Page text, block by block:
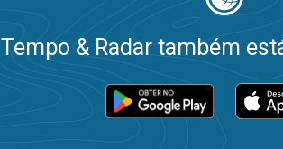
Tempo & Radar também